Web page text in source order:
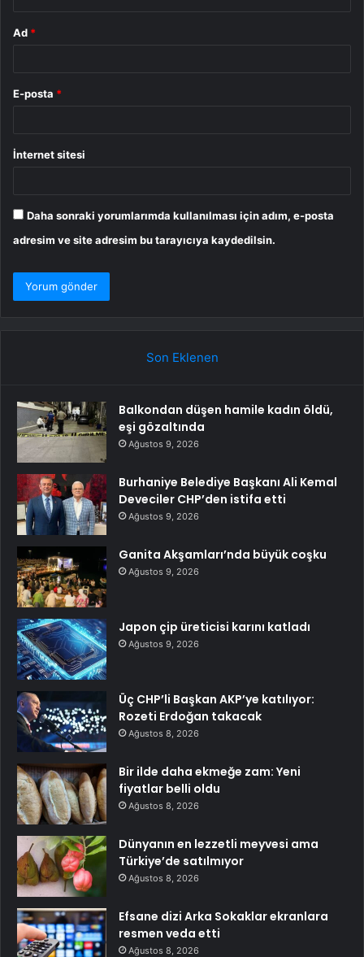
Ad *
E-posta *
İnternet sitesi
Daha sonraki yorumlarımda kullanılması için adım, e-posta
adresim ve site adresim bu tarayıcıya kaydedilsin.
Son Eklenen
Balkondan düşen hamile kadın öldü,
eşi gözaltında
Ağustos 9, 2026
Burhaniye Belediye Başkanı Ali Kemal
Deveciler CHP’den istifa etti
Ağustos 9, 2026
Ganita Akşamları’nda büyük coşku
Ağustos 9, 2026
Japon çip üreticisi karını katladı
Ağustos 9, 2026
Üç CHP’li Başkan AKP’ye katılıyor:
Rozeti Erdoğan takacak
Ağustos 8, 2026
Bir ilde daha ekmeğe zam: Yeni
fiyatlar belli oldu
Ağustos 8, 2026
Dünyanın en lezzetli meyvesi ama
Türkiye’de satılmıyor
Ağustos 8, 2026
Efsane dizi Arka Sokaklar ekranlara
resmen veda etti
Ağustos 8, 2026